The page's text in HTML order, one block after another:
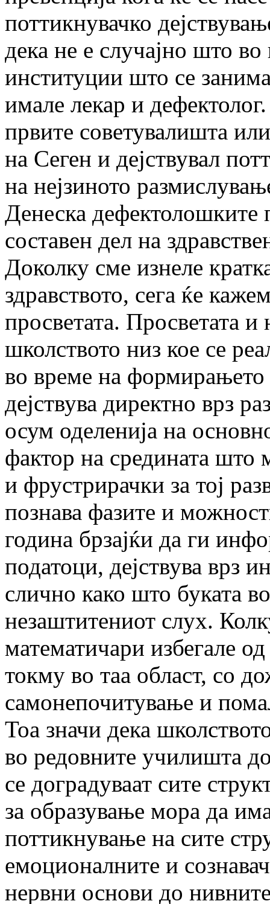
поттикнувачко
дека не е случајно што во
институции што се
имале лекар и
првите советувалишта
на Сеген и дејствувал
на нејзиното
Денеска дефектолошките
составен дел на
Доколку сме изнеле
здравството, сега ќе
просветата. Просветата и
школството низ кое се
во време на
дејствува директно врз
осум оделенија на
фактор на средината што
и фрустрирачки за тој
познава фазите и
година брзајќи да ги
податоци, дејствува врз
слично како што буката
незаштитениот слух.
математичари избегале
токму во таа област, со
самонепочитување и
Тоа значи дека
во редовните училишта
се доградуваат сите
за образување мора да
поттикнување на сите
емоционалните и
нервни основи до